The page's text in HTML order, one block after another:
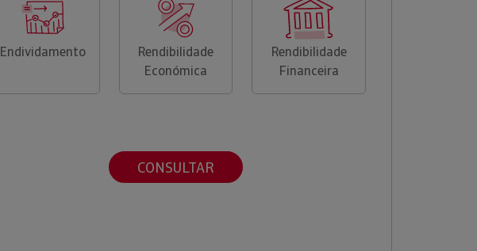
Endividamento
Rendibilidade
Económica
Rendibilidade
Financeira
CONSULTAR